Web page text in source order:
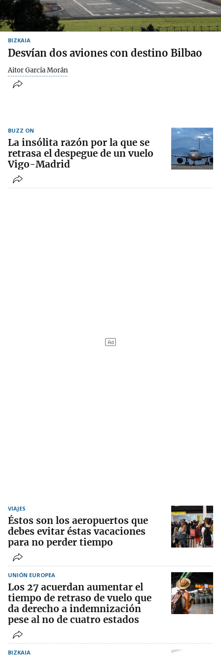
BIZKAIA
Desvían dos aviones con destino Bilbao
Aitor García Morán
BUZZ ON
La insólita razón por la que se
retrasa el despegue de un vuelo
Vigo-Madrid
VIAJES
Éstos son los aeropuertos que
debes evitar éstas vacaciones
para no perder tiempo
UNIÓN EUROPEA
Los 27 acuerdan aumentar el
tiempo de retraso de vuelo que
da derecho a indemnización
pese al no de cuatro estados
BIZKAIA